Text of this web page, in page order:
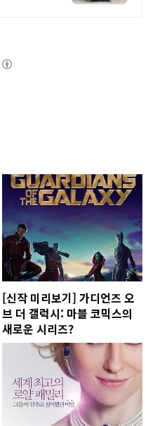
[신작 미리보기] 가디언즈 오
브 더 갤럭시: 마블 코믹스의
새로운 시리즈?